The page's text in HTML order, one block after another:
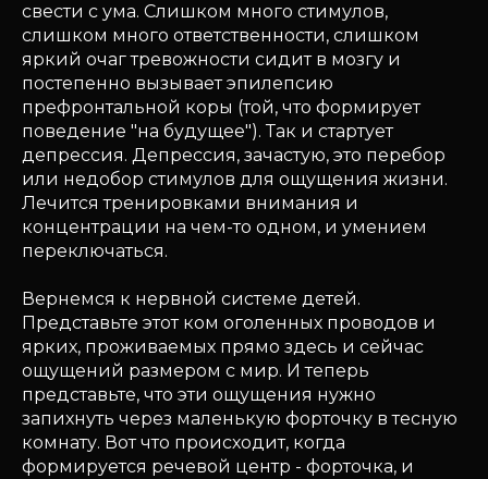
свести с ума. Слишком много стимулов,
слишком много ответственности, слишком
яркий очаг тревожности сидит в мозгу и
постепенно вызывает эпилепсию
префронтальной коры (той, что формирует
поведение "на будущее"). Так и стартует
депрессия. Депрессия, зачастую, это перебор
или недобор стимулов для ощущения жизни.
Лечится тренировками внимания и
концентрации на чем-то одном, и умением
переключаться.
Вернемся к нервной системе детей.
Представьте этот ком оголенных проводов и
ярких, проживаемых прямо здесь и сейчас
ощущений размером с мир. И теперь
представьте, что эти ощущения нужно
запихнуть через маленькую форточку в тесную
комнату. Вот что происходит, когда
формируется речевой центр - форточка, и